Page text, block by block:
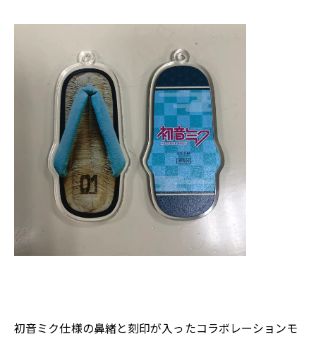
初音ミク仕様の鼻緒と刻印が入ったコラボレーションモ